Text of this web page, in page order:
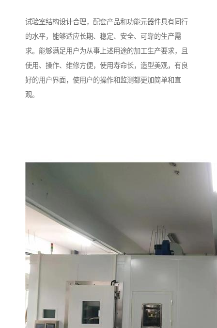
试验室结构设计合理，配套产品和功能元器件具有同行
的水平，能够适应长期、稳定、安全、可靠的生产需
求。能够满足用户为从事上述用途的加工生产要求，且
使用、操作、维修方便，使用寿命长，造型美观，有良
好的用户界面，使用户的操作和监测都更加简单和直
观。